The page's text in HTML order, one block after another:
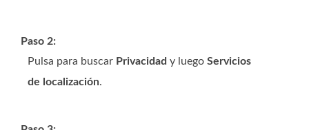
Paso 2:
Pulsa para buscar Privacidad y luego Servicios
de localización.